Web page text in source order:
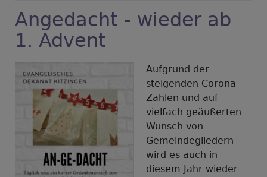
(nicht
nur)
für
Senioren
Angedacht - wieder ab
1. Advent
Aufgrund der
steigenden Corona-
Zahlen und auf
vielfach geäußerten
Wunsch von
Gemeindegliedern
wird es auch in
diesem Jahr wieder